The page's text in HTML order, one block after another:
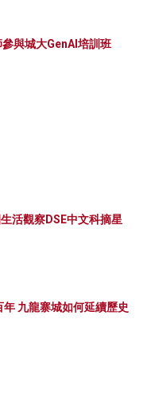
與城大GenAI培訓班
活觀察DSE中文科摘星
九龍寨城如何延續歷史